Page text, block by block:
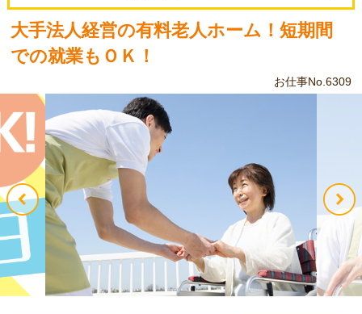
大手法人経営の有料老人ホーム！短期間
での就業もＯＫ！
お仕事No.6309